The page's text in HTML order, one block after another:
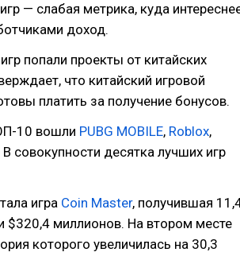
— слабая метрика, куда
доход.
попали проекты от китайских
что китайский игровой
платить за получение бонусов.
10 вошли PUBG MOBILE, Roblox,
В совокупности десятка лучших игр
игра Coin Master, получившая
$320,4 миллионов. На втором месте
которого увеличилась на 30,3